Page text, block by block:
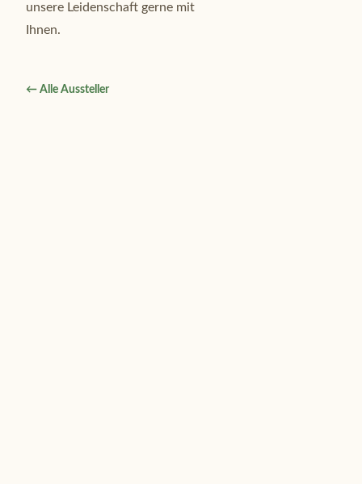
unsere Leidenschaft gerne mit
Ihnen.
← Alle Aussteller